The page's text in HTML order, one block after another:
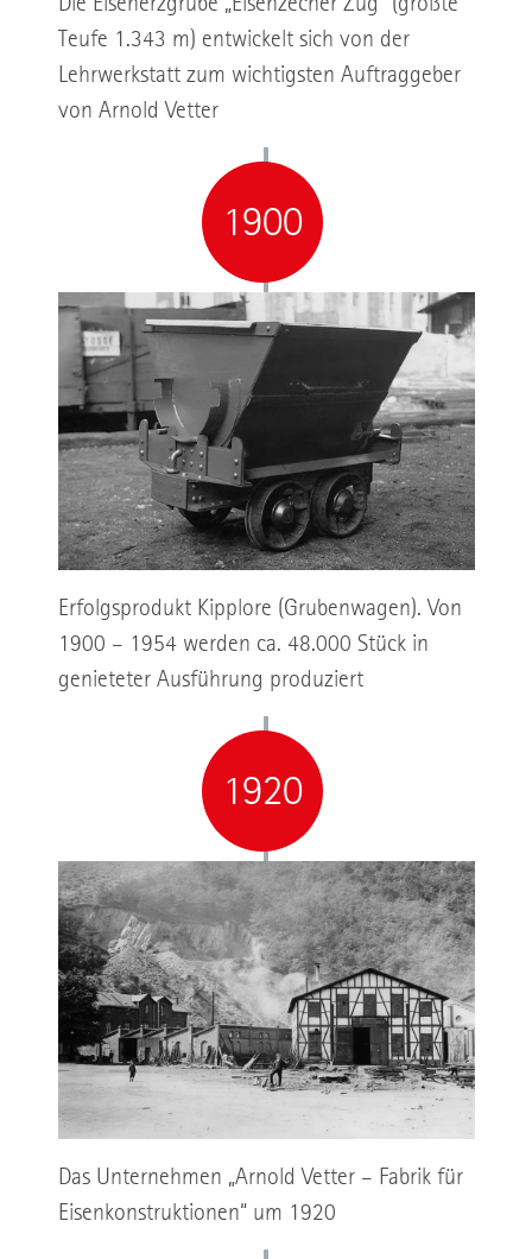
Teufe 1.343 m) entwickelt sich von der
Lehrwerkstatt zum wichtigsten Auftraggeber
von Arnold Vetter
1900
Erfolgsprodukt Kipplore (Grubenwagen). Von
1900 – 1954 werden ca. 48.000 Stück in
genieteter Ausführung produziert
1920
Das Unternehmen „Arnold Vetter – Fabrik für
Eisenkonstruktionen“ um 1920